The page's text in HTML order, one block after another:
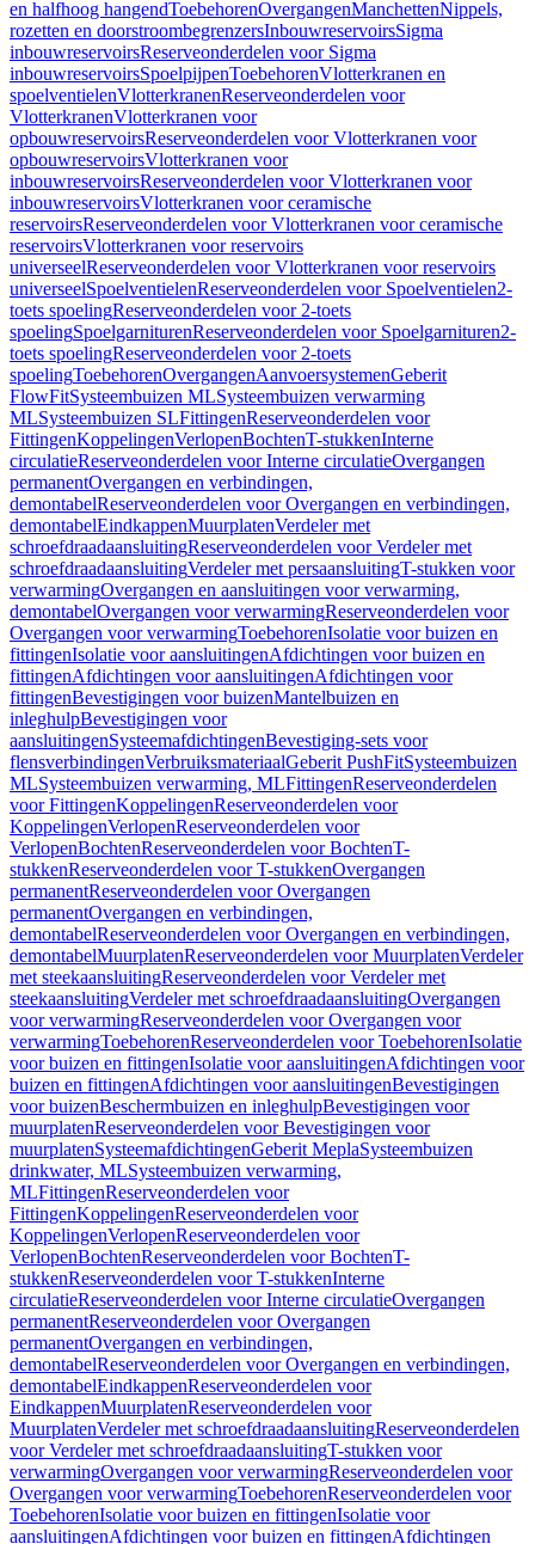
en halfhoog hangendToebehorenOvergangenManchettenNippels,
rozetten en doorstroombegrenzersInbouwreservoirsSigma
inbouwreservoirsReserveonderdelen voor Sigma
inbouwreservoirsSpoelpijpenToebehorenVlotterkranen en
spoelventielenVlotterkranenReserveonderdelen voor
VlotterkranenVlotterkranen voor
opbouwreservoirsReserveonderdelen voor Vlotterkranen voor
opbouwreservoirsVlotterkranen voor
inbouwreservoirsReserveonderdelen voor Vlotterkranen voor
inbouwreservoirsVlotterkranen voor ceramische
reservoirsReserveonderdelen voor Vlotterkranen voor ceramische
reservoirsVlotterkranen voor reservoirs
universeelReserveonderdelen voor Vlotterkranen voor reservoirs
universeelSpoelventielenReserveonderdelen voor Spoelventielen2-
toets spoelingReserveonderdelen voor 2-toets
spoelingSpoelgarniturenReserveonderdelen voor Spoelgarnituren2-
toets spoelingReserveonderdelen voor 2-toets
spoelingToebehorenOvergangenAanvoersystemenGeberit
FlowFitSysteembuizen MLSysteembuizen verwarming
MLSysteembuizen SLFittingenReserveonderdelen voor
FittingenKoppelingenVerlopenBochtenT-stukkenInterne
circulatieReserveonderdelen voor Interne circulatieOvergangen
permanentOvergangen en verbindingen,
demontabelReserveonderdelen voor Overgangen en verbindingen,
demontabelEindkappenMuurplatenVerdeler met
schroefdraadaansluitingReserveonderdelen voor Verdeler met
schroefdraadaansluitingVerdeler met persaansluitingT-stukken voor
verwarmingOvergangen en aansluitingen voor verwarming,
demontabelOvergangen voor verwarmingReserveonderdelen voor
Overgangen voor verwarmingToebehorenIsolatie voor buizen en
fittingenIsolatie voor aansluitingenAfdichtingen voor buizen en
fittingenAfdichtingen voor aansluitingenAfdichtingen voor
fittingenBevestigingen voor buizenMantelbuizen en
inleghulpBevestigingen voor
aansluitingenSysteemafdichtingenBevestiging-sets voor
flensverbindingenVerbruiksmateriaalGeberit PushFitSysteembuizen
MLSysteembuizen verwarming, MLFittingenReserveonderdelen
voor FittingenKoppelingenReserveonderdelen voor
KoppelingenVerlopenReserveonderdelen voor
VerlopenBochtenReserveonderdelen voor BochtenT-
stukkenReserveonderdelen voor T-stukkenOvergangen
permanentReserveonderdelen voor Overgangen
permanentOvergangen en verbindingen,
demontabelReserveonderdelen voor Overgangen en verbindingen,
demontabelMuurplatenReserveonderdelen voor MuurplatenVerdeler
met steekaansluitingReserveonderdelen voor Verdeler met
steekaansluitingVerdeler met schroefdraadaansluitingOvergangen
voor verwarmingReserveonderdelen voor Overgangen voor
verwarmingToebehorenReserveonderdelen voor ToebehorenIsolatie
voor buizen en fittingenIsolatie voor aansluitingenAfdichtingen voor
buizen en fittingenAfdichtingen voor aansluitingenBevestigingen
voor buizenBeschermbuizen en inleghulpBevestigingen voor
muurplatenReserveonderdelen voor Bevestigingen voor
muurplatenSysteemafdichtingenGeberit MeplaSysteembuizen
drinkwater, MLSysteembuizen verwarming,
MLFittingenReserveonderdelen voor
FittingenKoppelingenReserveonderdelen voor
KoppelingenVerlopenReserveonderdelen voor
VerlopenBochtenReserveonderdelen voor BochtenT-
stukkenReserveonderdelen voor T-stukkenInterne
circulatieReserveonderdelen voor Interne circulatieOvergangen
permanentReserveonderdelen voor Overgangen
permanentOvergangen en verbindingen,
demontabelReserveonderdelen voor Overgangen en verbindingen,
demontabelEindkappenReserveonderdelen voor
EindkappenMuurplatenReserveonderdelen voor
MuurplatenVerdeler met schroefdraadaansluitingReserveonderdelen
voor Verdeler met schroefdraadaansluitingT-stukken voor
verwarmingOvergangen voor verwarmingReserveonderdelen voor
Overgangen voor verwarmingToebehorenReserveonderdelen voor
ToebehorenIsolatie voor buizen en fittingenIsolatie voor
aansluitingenAfdichtingen voor buizen en fittingenAfdichtingen